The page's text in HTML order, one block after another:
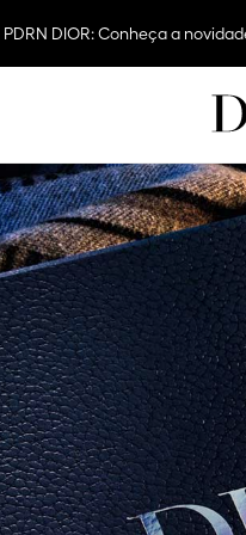
Dia dos Pais: Presenteie com